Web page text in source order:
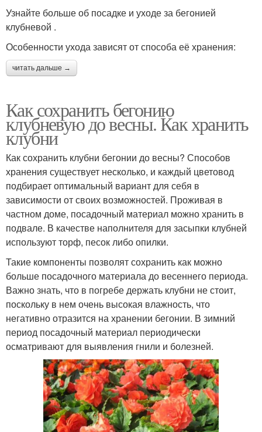
Узнайте больше об посадке и уходе за бегонией
клубневой .
Особенности ухода зависят от способа её хранения:
читать дальше →
Как сохранить бегонию
клубневую до весны. Как хранить
клубни
Как сохранить клубни бегонии до весны? Способов
хранения существует несколько, и каждый цветовод
подбирает оптимальный вариант для себя в
зависимости от своих возможностей. Проживая в
частном доме, посадочный материал можно хранить в
подвале. В качестве наполнителя для засыпки клубней
используют торф, песок либо опилки.
Такие компоненты позволят сохранить как можно
больше посадочного материала до весеннего периода.
Важно знать, что в погребе держать клубни не стоит,
поскольку в нем очень высокая влажность, что
негативно отразится на хранении бегонии. В зимний
период посадочный материал периодически
осматривают для выявления гнили и болезней.